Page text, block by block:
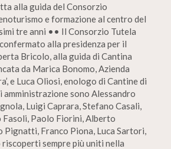
alla guida del Consorzio
e formazione al centro del
tre anni •• Il Consorzio Tutela
alla presidenza per il
Bricolo, alla guida di Cantina
da Marica Bonomo, Azienda
e Luca Oliosi, enologo di Cantine di
amministrazione sono Alessandro
Luigi Caprara, Stefano Casali,
Fasoli, Paolo Fiorini, Alberto
Pignatti, Franco Piona, Luca Sartori,
riscoperti sempre più uniti nella